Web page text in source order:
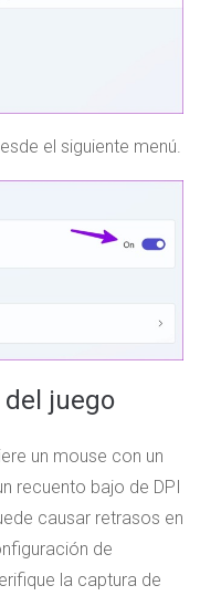
el siguiente menú.
juego
un mouse con un
recuento bajo de DPI
causar retrasos en
de
la captura de